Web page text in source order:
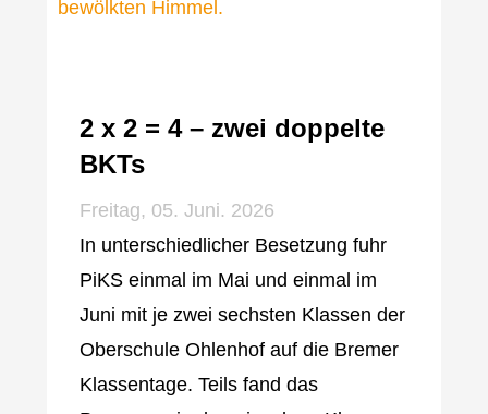
2 x 2 = 4 – zwei doppelte
BKTs
Freitag, 05. Juni. 2026
In unterschiedlicher Besetzung fuhr
PiKS einmal im Mai und einmal im
Juni mit je zwei sechsten Klassen der
Oberschule Ohlenhof auf die Bremer
Klassentage. Teils fand das